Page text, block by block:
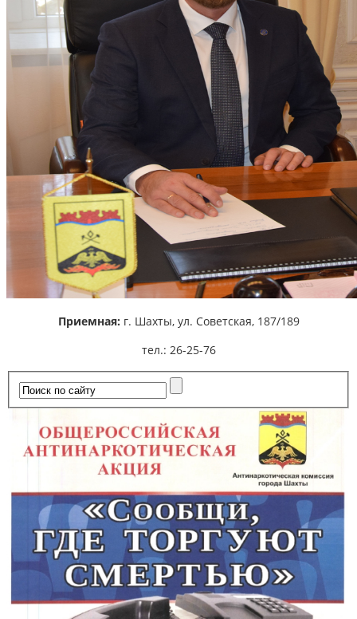
Приемная: г. Шахты, ул. Советская, 187/189
тел.: 26-25-76